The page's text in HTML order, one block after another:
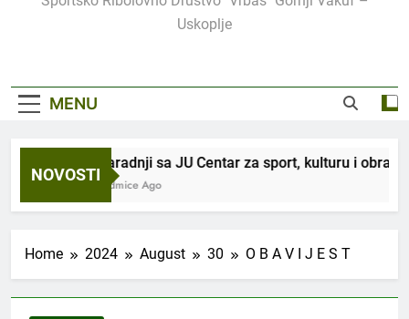
Uskoplje
MENU
NOVOSTI
U saradnji sa JU Centar za sport, kulturu i
3 Sedmice Ago
Home 2024 August 30 O B A V I J E S T